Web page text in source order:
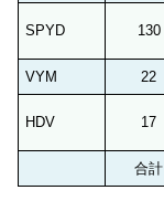
SPYD 130
VYM 22
HDV 17
合計